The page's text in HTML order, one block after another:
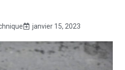
janvier 15, 2023